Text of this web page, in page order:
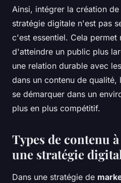
Ainsi, intégrer la création
stratégie digitale n'est pas
c'est essentiel. Cela permet
d'atteindre un public plus
une relation durable avec
dans un contenu de qualité,
se démarquer dans un
plus en plus compétitif.
Types de contenu
une stratégie
Dans une stratégie de